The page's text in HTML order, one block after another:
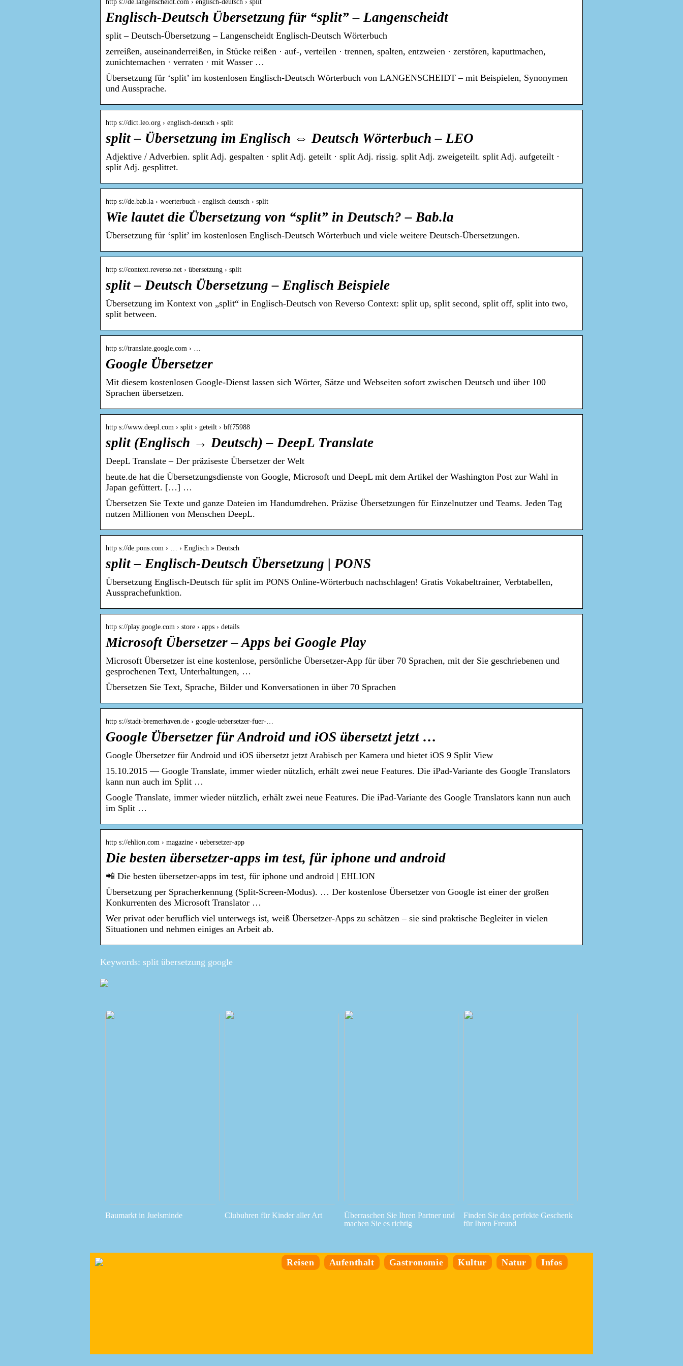
http s://de.langenscheidt.com › englisch-deutsch › split
Englisch-Deutsch Übersetzung für “split” – Langenscheidt
split – Deutsch-Übersetzung – Langenscheidt Englisch-Deutsch Wörterbuch
zerreißen, auseinanderreißen, in Stücke reißen · auf-, verteilen · trennen, spalten, entzweien · zerstören, kaputtmachen,
zunichtemachen · verraten · mit Wasser …
Übersetzung für ‘split’ im kostenlosen Englisch-Deutsch Wörterbuch von LANGENSCHEIDT – mit Beispielen, Synonymen
und Aussprache.
http s://dict.leo.org › englisch-deutsch › split
split – Übersetzung im Englisch ⇔ Deutsch Wörterbuch – LEO
Adjektive / Adverbien. split Adj. gespalten · split Adj. geteilt · split Adj. rissig. split Adj. zweigeteilt. split Adj. aufgeteilt ·
split Adj. gesplittet.
http s://de.bab.la › woerterbuch › englisch-deutsch › split
Wie lautet die Übersetzung von “split” in Deutsch? – Bab.la
Übersetzung für ‘split’ im kostenlosen Englisch-Deutsch Wörterbuch und viele weitere Deutsch-Übersetzungen.
http s://context.reverso.net › übersetzung › split
split – Deutsch Übersetzung – Englisch Beispiele
Übersetzung im Kontext von „split“ in Englisch-Deutsch von Reverso Context: split up, split second, split off, split into two,
split between.
http s://translate.google.com › …
Google Übersetzer
Mit diesem kostenlosen Google-Dienst lassen sich Wörter, Sätze und Webseiten sofort zwischen Deutsch und über 100
Sprachen übersetzen.
http s://www.deepl.com › split › geteilt › bff75988
split (Englisch → Deutsch) – DeepL Translate
DeepL Translate – Der präziseste Übersetzer der Welt
heute.de hat die Übersetzungsdienste von Google, Microsoft und DeepL mit dem Artikel der Washington Post zur Wahl in
Japan gefüttert. […] …
Übersetzen Sie Texte und ganze Dateien im Handumdrehen. Präzise Übersetzungen für Einzelnutzer und Teams. Jeden Tag
nutzen Millionen von Menschen DeepL.
http s://de.pons.com › … › Englisch » Deutsch
split – Englisch-Deutsch Übersetzung | PONS
Übersetzung Englisch-Deutsch für split im PONS Online-Wörterbuch nachschlagen! Gratis Vokabeltrainer, Verbtabellen,
Aussprachefunktion.
http s://play.google.com › store › apps › details
Microsoft Übersetzer – Apps bei Google Play
Microsoft Übersetzer ist eine kostenlose, persönliche Übersetzer-App für über 70 Sprachen, mit der Sie geschriebenen und
gesprochenen Text, Unterhaltungen, …
Übersetzen Sie Text, Sprache, Bilder und Konversationen in über 70 Sprachen
http s://stadt-bremerhaven.de › google-uebersetzer-fuer-…
Google Übersetzer für Android und iOS übersetzt jetzt …
Google Übersetzer für Android und iOS übersetzt jetzt Arabisch per Kamera und bietet iOS 9 Split View
15.10.2015 — Google Translate, immer wieder nützlich, erhält zwei neue Features. Die iPad-Variante des Google Translators
kann nun auch im Split …
Google Translate, immer wieder nützlich, erhält zwei neue Features. Die iPad-Variante des Google Translators kann nun auch
im Split …
http s://ehlion.com › magazine › uebersetzer-app
Die besten übersetzer-apps im test, für iphone und android
📲 Die besten übersetzer-apps im test, für iphone und android | EHLION
Übersetzung per Spracherkennung (Split-Screen-Modus). … Der kostenlose Übersetzer von Google ist einer der großen
Konkurrenten des Microsoft Translator …
Wer privat oder beruflich viel unterwegs ist, weiß Übersetzer-Apps zu schätzen – sie sind praktische Begleiter in vielen
Situationen und nehmen einiges an Arbeit ab.
Keywords: split übersetzung google
Baumarkt in Juelsminde Clubuhren für Kinder aller Art
Überraschen Sie Ihren Partner und
machen Sie es richtig
Finden Sie das perfekte Geschenk
für Ihren Freund
Reisen Aufenthalt Gastronomie Kultur Natur Infos